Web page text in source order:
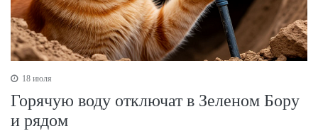
18 июля
Горячую воду отключат в Зеленом Бору
и рядом